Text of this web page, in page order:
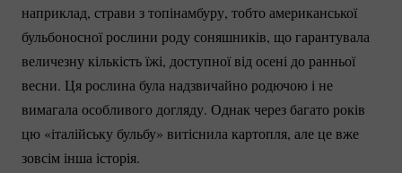
наприклад, страви з топінамбуру, тобто американської
бульбоносної рослини роду соняшників, що гарантувала
величезну кількість їжі, доступної від осені до ранньої
весни. Ця рослина була надзвичайно родючою і не
вимагала особливого догляду. Однак через багато років
цю «італійську бульбу» витіснила картопля, але це вже
зовсім інша історія.